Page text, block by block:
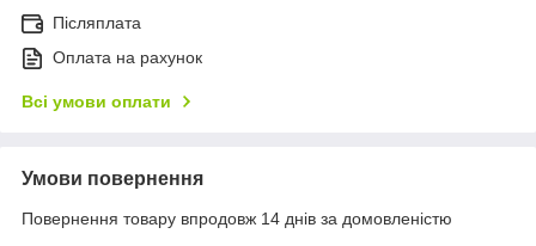
Післяплата
Оплата на рахунок
Всі умови оплати
Умови повернення
Повернення товару впродовж 14 днів за домовленістю